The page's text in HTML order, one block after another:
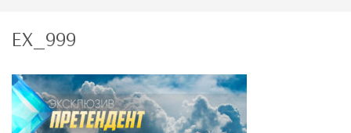
EX_999